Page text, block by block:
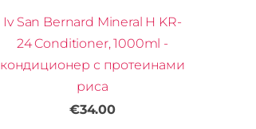
Iv San Bernard Mineral H KR-
24 Conditioner, 1000ml -
кондиционер с протеинами
риса
€34.00